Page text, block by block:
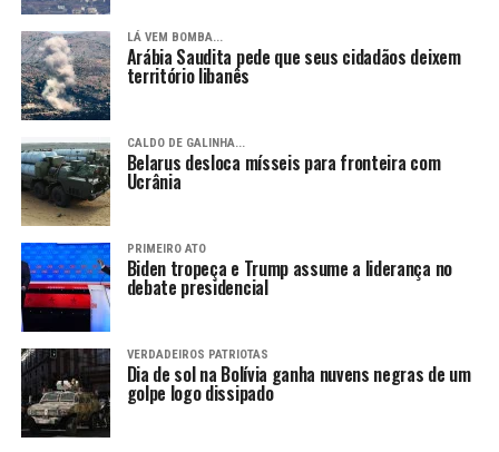
LÁ VEM BOMBA...
Arábia Saudita pede que seus cidadãos deixem
território libanês
CALDO DE GALINHA...
Belarus desloca mísseis para fronteira com
Ucrânia
PRIMEIRO ATO
Biden tropeça e Trump assume a liderança no
debate presidencial
VERDADEIROS PATRIOTAS
Dia de sol na Bolívia ganha nuvens negras de um
golpe logo dissipado